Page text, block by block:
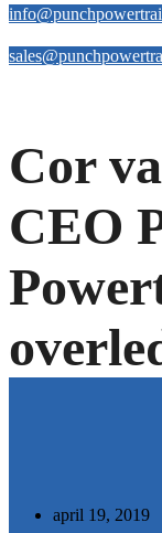
Cor
CEO
april 19, 2019